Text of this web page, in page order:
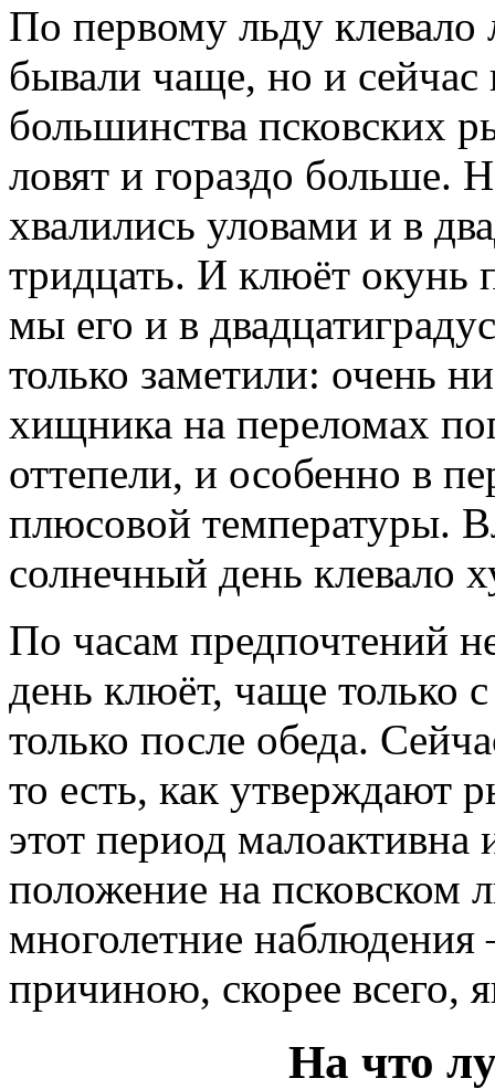
По первому льду
бывали чаще, но и
большинства псковских
ловят и гораздо больше.
хвалились уловами и в
тридцать. И клюёт окунь
мы его и в
только заметили: очень
хищника на переломах
оттепели, и особенно в
плюсовой температуры.
солнечный день клевало
По часам предпочтений
день клюёт, чаще только
только после обеда.
то есть, как утверждают
этот период
положение на псковском
многолетние
причиною, скорее всего,
На что